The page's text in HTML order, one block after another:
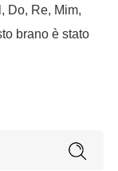
Do, Re, Mim,
brano è stato